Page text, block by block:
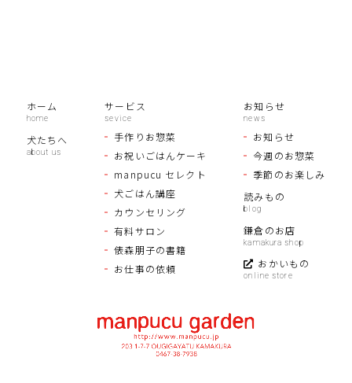
ホーム
犬たちへ
サービス
手作りお惣菜
お祝いごはんケーキ
manpucu セレクト
犬ごはん講座
カウンセリング
有料サロン
俵森朋子の書籍
お仕事の依頼
お知らせ
お知らせ
今週のお惣菜
季節のお楽しみ
読みもの
鎌倉のお店
おかいもの